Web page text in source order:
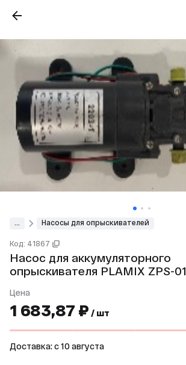
Насосы для опрыскивателей
Код: 41867
Насос для аккумуляторного
опрыскивателя PLAMIX ZPS-01
Цена
1 683,87 ₽ / шт
Доставка: c 10 августа